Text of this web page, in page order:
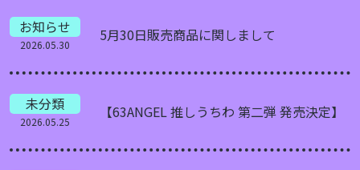
お知らせ
2026.05.30
5月30日販売商品に関しまして
未分類
2026.05.25
【63ANGEL 推しうちわ 第二弾 発売決定】